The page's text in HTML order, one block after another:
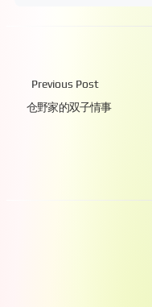
Previous Post
仓野家的双子情事